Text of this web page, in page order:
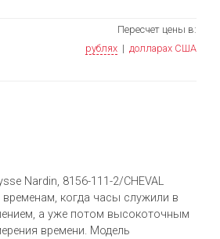
Пересчет цены в:
рублях | долларах США
Nardin, 8156-111-2/CHEVAL
когда часы служили в
а уже потом высокоточным
времени. Модель